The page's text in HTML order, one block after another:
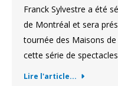
Franck Sylvestre a été
de Montréal et sera
tournée des Maisons
cette série de
Lire l'article...